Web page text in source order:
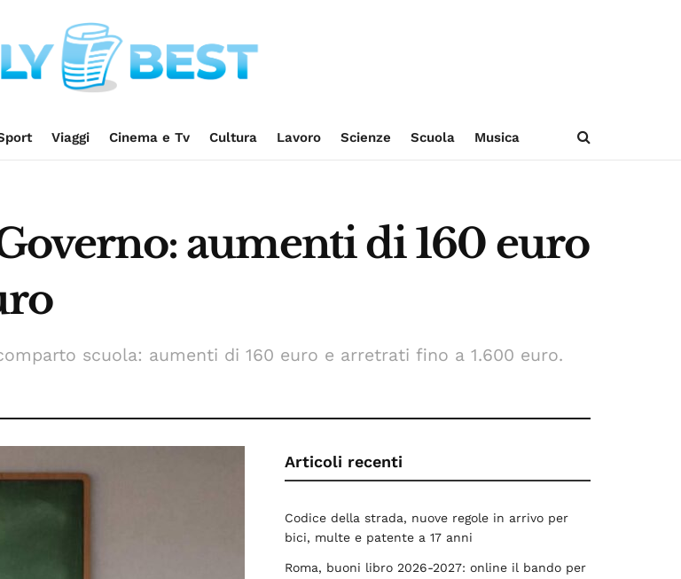
Viaggi Cinema e Tv Cultura Lavoro Scienze Scuola Musica
aumenti di 160 euro
scuola: aumenti di 160 euro e arretrati fino a 1.600 euro.
Articoli recenti
Codice della strada, nuove regole in arrivo per
bici, multe e patente a 17 anni
Roma, buoni libro 2026-2027: online il bando per